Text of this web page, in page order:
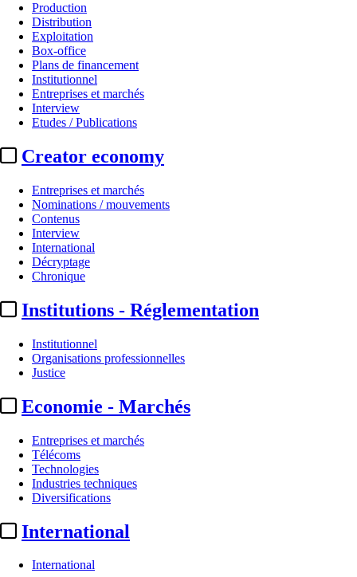
Production
Distribution
Exploitation
Box-office
Plans de financement
Institutionnel
Entreprises et marchés
Interview
Etudes / Publications
Creator economy
Entreprises et marchés
Nominations / mouvements
Contenus
Interview
International
Décryptage
Chronique
Institutions - Réglementation
Institutionnel
Organisations professionnelles
Justice
Economie - Marchés
Entreprises et marchés
Télécoms
Technologies
Industries techniques
Diversifications
International
International